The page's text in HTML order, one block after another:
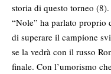
storia di questo torneo
“Nole” ha parlato proprio
di superare il campione
se la vedrà con il russo
finale. Con l’umorismo